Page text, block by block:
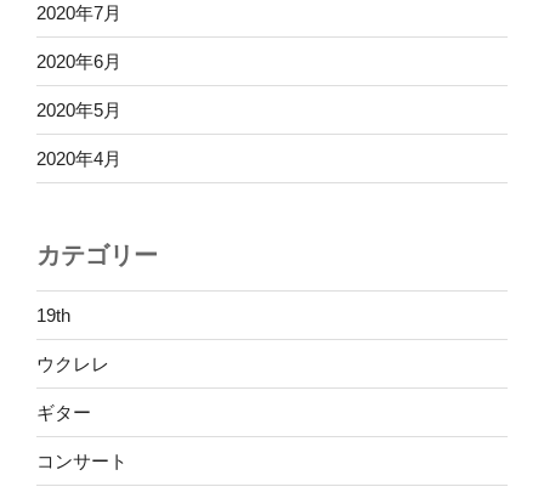
2020年7月
2020年6月
2020年5月
2020年4月
カテゴリー
19th
ウクレレ
ギター
コンサート